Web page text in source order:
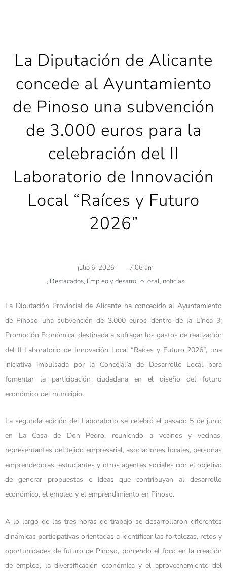
La Diputación de Alicante
concede al Ayuntamiento
de Pinoso una subvención
de 3.000 euros para la
celebración del II
Laboratorio de Innovación
Local “Raíces y Futuro
2026”
julio 6, 2026 , 7:06 am
, Destacados, Empleo y desarrollo local, noticias
La Diputación Provincial de Alicante ha concedido al Ayuntamiento
de Pinoso una subvención de 3.000 euros dentro de la Línea 3:
Promoción Económica, destinada a sufragar los gastos de realización
del II Laboratorio de Innovación Local “Raíces y Futuro 2026”, una
iniciativa impulsada por la Concejalía de Desarrollo Local para
fomentar la participación ciudadana en el diseño del futuro
económico del municipio.
La segunda edición del Laboratorio se celebró el pasado 5 de junio
en La Casa de Don Pedro, reuniendo a vecinos y vecinas,
representantes del tejido empresarial, asociaciones locales, personas
emprendedoras, estudiantes y otros agentes sociales con el objetivo
de generar propuestas e ideas que contribuyan al desarrollo
económico, el empleo y el emprendimiento en Pinoso.
A lo largo de las tres horas de trabajo se desarrollaron diferentes
dinámicas participativas orientadas a identificar las fortalezas, retos y
oportunidades de futuro de Pinoso, poniendo el foco en la creación
de empleo, la diversificación económica y el aprovechamiento del